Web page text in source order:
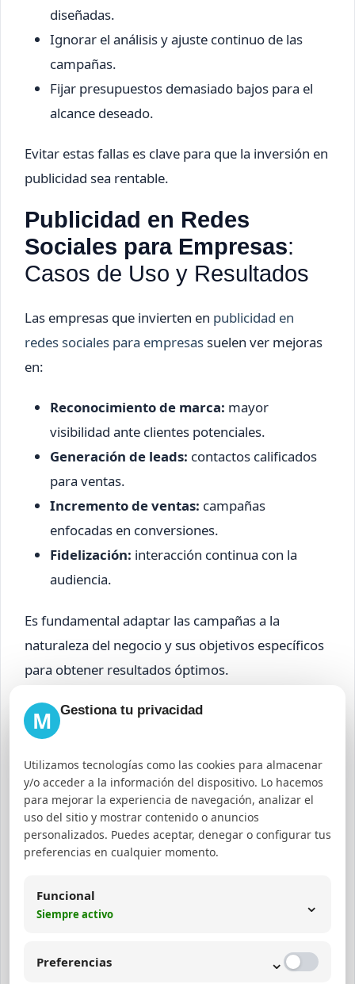
diseñadas.
Ignorar el análisis y ajuste continuo de las
campañas.
Fijar presupuestos demasiado bajos para el
alcance deseado.
Evitar estas fallas es clave para que la inversión en
publicidad sea rentable.
Publicidad en Redes
Sociales para Empresas:
Casos de Uso y Resultados
Las empresas que invierten en publicidad en
redes sociales para empresassuelen ver mejoras
en:
Reconocimiento de marca: mayor
visibilidad ante clientes potenciales.
Generación de leads: contactos calificados
para ventas.
Incremento de ventas: campañas
enfocadas en conversiones.
Fidelización: interacción continua con la
audiencia.
Es fundamental adaptar las campañas a la
naturaleza del negocio y sus objetivos específicos
para obtener resultados óptimos.
¿Quieres atraer más
clientes con una estrategia
SEO realmente efectiva?
Google con una estrategia enfocada en
resultados: auditoría SEO, optimización técnica,
M Gestiona tu privacidad
Utilizamos tecnologías como las cookies para almacenar
y/o acceder a la información del dispositivo. Lo hacemos
para mejorar la experiencia de navegación, analizar el
uso del sitio y mostrar contenido o anuncios
personalizados. Puedes aceptar, denegar o configurar tus
preferencias en cualquier momento.
Funcional
Siempre activo ⌄
Preferencias ⌄